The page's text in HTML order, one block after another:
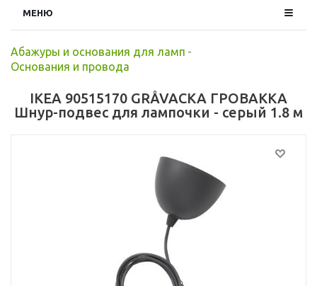
МЕНЮ
Абажуры и основания для ламп -
Основания и провода
IKEA 90515170 GRÅVACKA ГРОВАККА
Шнур-подвес для лампочки - серый 1.8 м